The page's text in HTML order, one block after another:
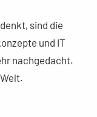
sind die
und IT
nachgedacht.